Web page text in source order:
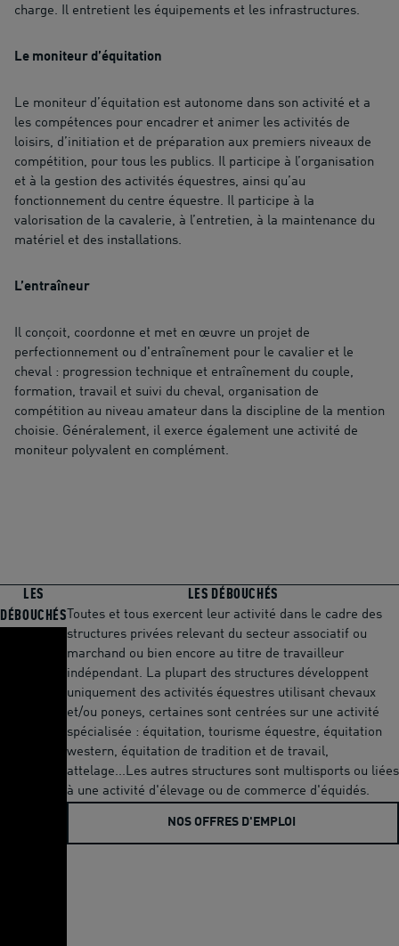
charge. Il entretient les équipements et les infrastructures.
Le moniteur d’équitation
Le moniteur d’équitation est autonome dans son activité et a
les compétences pour encadrer et animer les activités de
loisirs, d’initiation et de préparation aux premiers niveaux de
compétition, pour tous les publics. Il participe à l’organisation
et à la gestion des activités équestres, ainsi qu’au
fonctionnement du centre équestre. Il participe à la
valorisation de la cavalerie, à l’entretien, à la maintenance du
matériel et des installations.
L’entraîneur
Il conçoit, coordonne et met en œuvre un projet de
perfectionnement ou d'entraînement pour le cavalier et le
cheval : progression technique et entraînement du couple,
formation, travail et suivi du cheval, organisation de
compétition au niveau amateur dans la discipline de la mention
choisie. Généralement, il exerce également une activité de
moniteur polyvalent en complément.
LES
DÉBOUCHÉS
LES DÉBOUCHÉS
Toutes et tous exercent leur activité dans le cadre des
structures privées relevant du secteur associatif ou
marchand ou bien encore au titre de travailleur
indépendant. La plupart des structures développent
uniquement des activités équestres utilisant chevaux
et/ou poneys, certaines sont centrées sur une activité
spécialisée : équitation, tourisme équestre, équitation
western, équitation de tradition et de travail,
attelage...Les autres structures sont multisports ou liées
à une activité d'élevage ou de commerce d'équidés.
NOS OFFRES D'EMPLOI